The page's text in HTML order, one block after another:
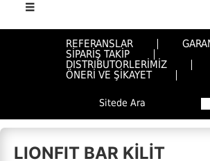
REFERANSLAR
SİPARİŞ TAKİP
DISTRIBUTORLERİMİZ
ÖNERİ VE ŞİKAYET
Sitede Ara
LIONFIT BAR KİLİT